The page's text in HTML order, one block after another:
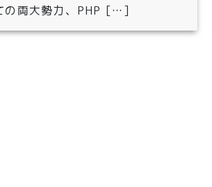
の両大勢力、PHP […]